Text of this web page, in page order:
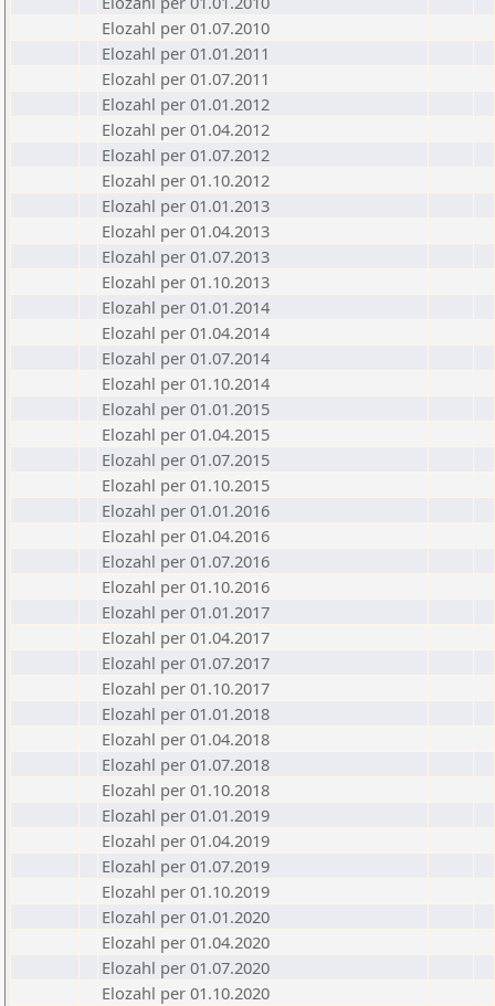
Elozahl per 01.07.2010
Elozahl per 01.01.2011
Elozahl per 01.07.2011
Elozahl per 01.01.2012
Elozahl per 01.04.2012
Elozahl per 01.07.2012
Elozahl per 01.10.2012
Elozahl per 01.01.2013
Elozahl per 01.04.2013
Elozahl per 01.07.2013
Elozahl per 01.10.2013
Elozahl per 01.01.2014
Elozahl per 01.04.2014
Elozahl per 01.07.2014
Elozahl per 01.10.2014
Elozahl per 01.01.2015
Elozahl per 01.04.2015
Elozahl per 01.07.2015
Elozahl per 01.10.2015
Elozahl per 01.01.2016
Elozahl per 01.04.2016
Elozahl per 01.07.2016
Elozahl per 01.10.2016
Elozahl per 01.01.2017
Elozahl per 01.04.2017
Elozahl per 01.07.2017
Elozahl per 01.10.2017
Elozahl per 01.01.2018
Elozahl per 01.04.2018
Elozahl per 01.07.2018
Elozahl per 01.10.2018
Elozahl per 01.01.2019
Elozahl per 01.04.2019
Elozahl per 01.07.2019
Elozahl per 01.10.2019
Elozahl per 01.01.2020
Elozahl per 01.04.2020
Elozahl per 01.07.2020
Elozahl per 01.10.2020